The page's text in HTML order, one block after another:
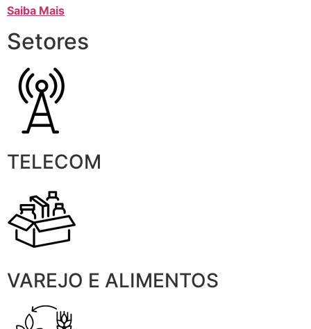
Saiba Mais
Setores
TELECOM
VAREJO E ALIMENTOS